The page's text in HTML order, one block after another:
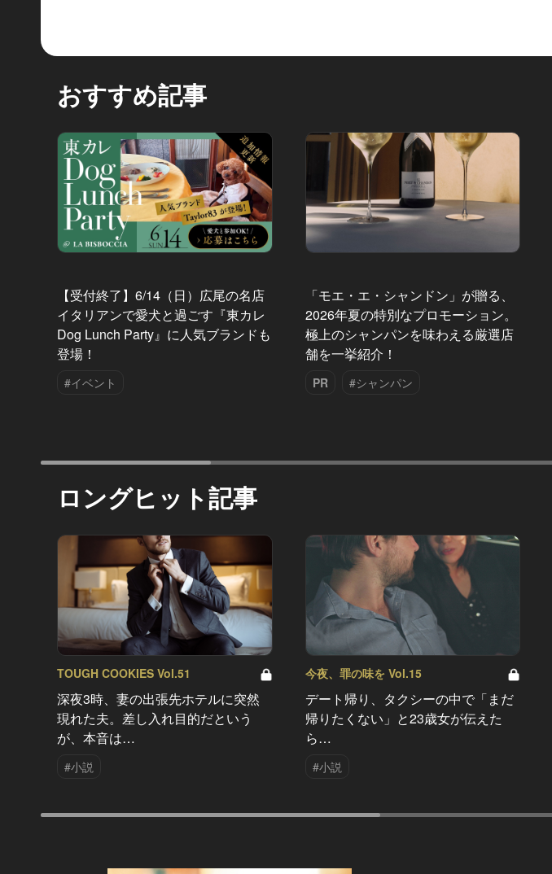
おすすめ記事
【受付終了】6/14（日）広尾の名店
イタリアンで愛犬と過ごす『東カレ
Dog Lunch Party』に人気ブランドも
登場！
#イベント
「モエ・エ・シャンドン」が贈る、
2026年夏の特別なプロモーション。
極上のシャンパンを味わえる厳選店
舗を一挙紹介！
PR #シャンパン
ロングヒット記事
TOUGH COOKIES Vol.51
深夜3時、妻の出張先ホテルに突然
現れた夫。差し入れ目的だという
が、本音は…
#小説
今夜、罪の味を Vol.15
デート帰り、タクシーの中で「まだ
帰りたくない」と23歳女が伝えた
ら…
#小説